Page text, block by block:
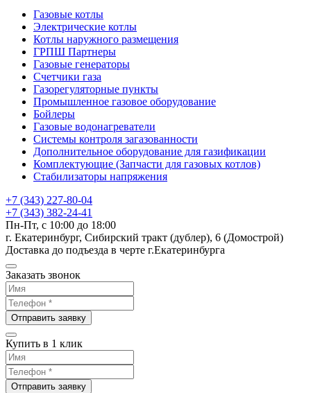
Газовые котлы
Электрические котлы
Котлы наружного размещения
ГРПШ Партнеры
Газовые генераторы
Счетчики газа
Газорегуляторные пункты
Промышленное газовое оборудование
Бойлеры
Газовые водонагреватели
Системы контроля загазованности
Дополнительное оборудование для газификации
Комплектующие (Запчасти для газовых котлов)
Стабилизаторы напряжения
+7 (343) 227-80-04
+7 (343) 382-24-41
Пн-Пт, с 10:00 до 18:00
г. Екатеринбург, Сибирский тракт (дублер), 6 (Домострой)
Доставка до подъезда в черте г.Екатеринбурга
Заказать звонок
Отправить заявку
Купить в 1 клик
Отправить заявку